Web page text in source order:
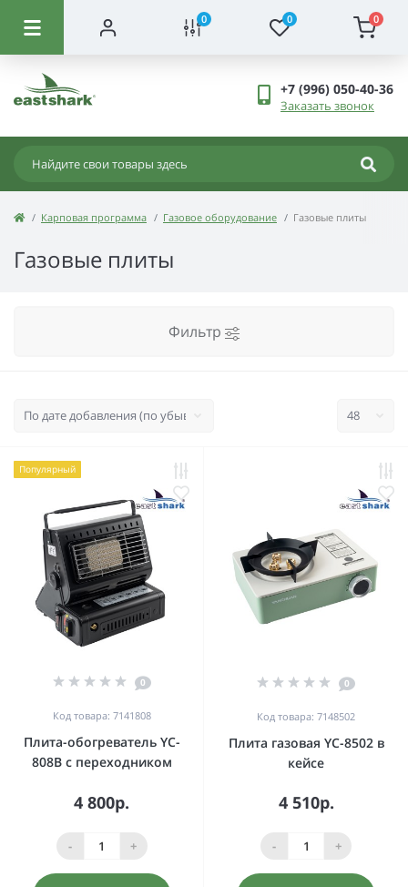
0 0 0
+7 (996) 050-40-36
Заказать звонок
Карповая программа Газовое оборудование Газовые плиты
Газовые плиты
Фильтр
Популярный
0
Код товара: 7141808
Плита-обогреватель YC-
808B c переходником
4 800р.
- +
0
Код товара: 7148502
Плита газовая YC-8502 в
кейсе
4 510р.
- +